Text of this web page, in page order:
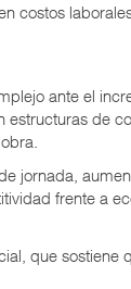
costos
ante el
de
jornada,
frente a
que sostiene